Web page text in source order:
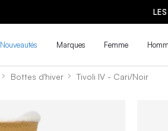
Nouveautés Marques Femme
Bottes d'hiver Tivoli IV - Cari/Noir